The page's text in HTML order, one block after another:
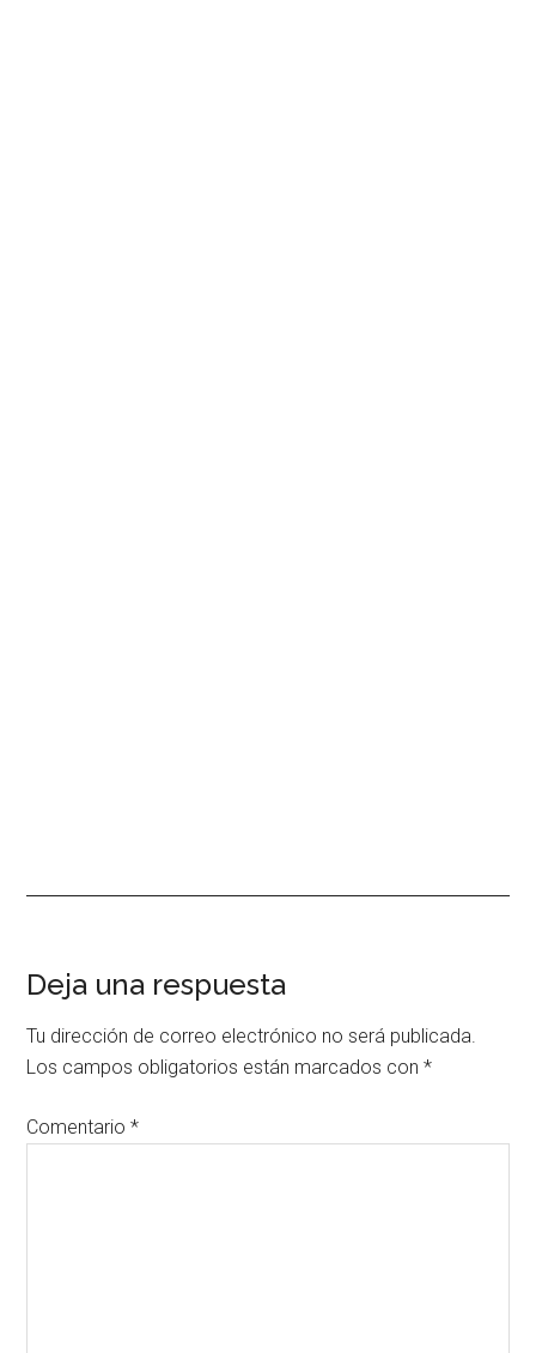
Interacciones
con
los
lectores
Deja una respuesta
Tu dirección de correo electrónico no será publicada.
Los campos obligatorios están marcados con*
Comentario*